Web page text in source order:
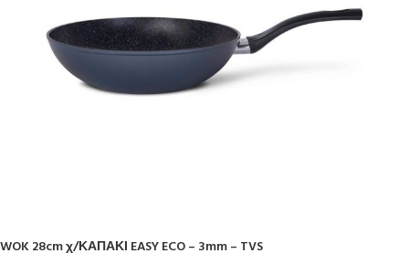
WOK 28cm χ/ΚΑΠΑΚΙ EASY ECO – 3mm – TVS